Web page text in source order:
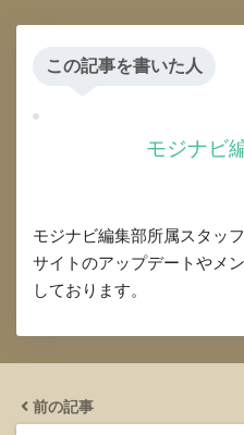
この記事を書いた人
モジナビ
モジナビ編集部所属スタッ
サイトのアップデートやメ
しております。
前の記事